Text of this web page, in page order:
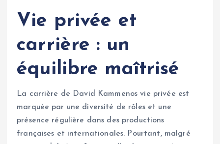
Vie privée et
carrière : un
équilibre maîtrisé
La carrière de David Kammenos vie privée est
marquée par une diversité de rôles et une
présence régulière dans des productions
françaises et internationales. Pourtant, malgré